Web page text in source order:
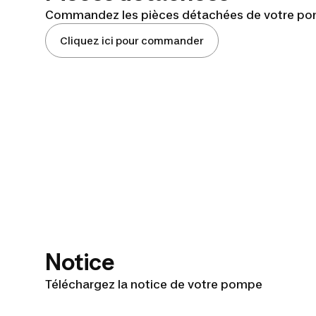
Commandez les pièces détachées de votre
Cliquez ici pour commander
Notice
Téléchargez la notice de votre pompe